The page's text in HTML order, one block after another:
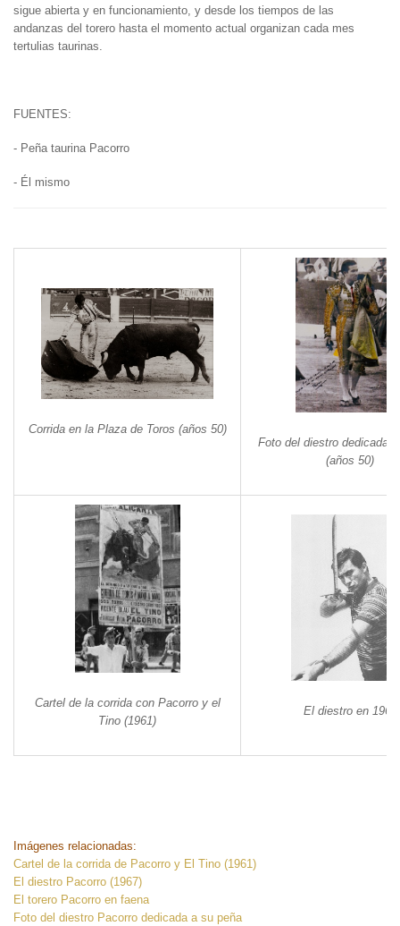
sigue abierta y en funcionamiento, y desde los tiempos de las
andanzas del torero hasta el momento actual organizan cada mes
tertulias taurinas.
FUENTES:
- Peña taurina Pacorro
- Él mismo
Corrida en la Plaza de Toros (años 50)
Foto del diestro dedicada
(años 50)
Cartel de la corrida con Pacorro y el
Tino (1961)
El diestro en 1967
Imágenes relacionadas:
Cartel de la corrida de Pacorro y El Tino (1961)
El diestro Pacorro (1967)
El torero Pacorro en faena
Foto del diestro Pacorro dedicada a su peña